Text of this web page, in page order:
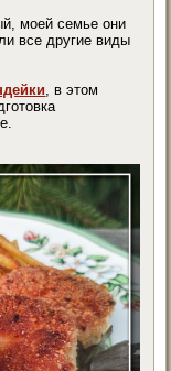
моей семье они
все другие виды
, в этом